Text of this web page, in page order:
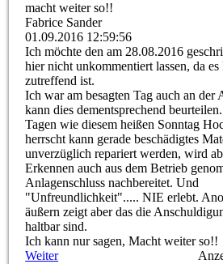
macht weiter so!!
Fabrice Sander
01.09.2016 12:59:56
Ich möchte den am 28.08.2016
hier nicht unkommentiert lassen, da es
zutreffend ist.
Ich war am besagten Tag auch an der
kann dies dementsprechend
Tagen wie diesem heißen Sonntag
herrscht kann gerade beschädigtes
unverzüglich repariert werden, wird
Erkennen auch aus dem Betrieb
Anlagenschluss nachbereitet. Und
"Unfreundlichkeit".­..­..­ NIE erlebt.
äußern zeigt aber das die
haltbar sind.
Ich kann nur sagen, Macht weiter so!!
Weiter